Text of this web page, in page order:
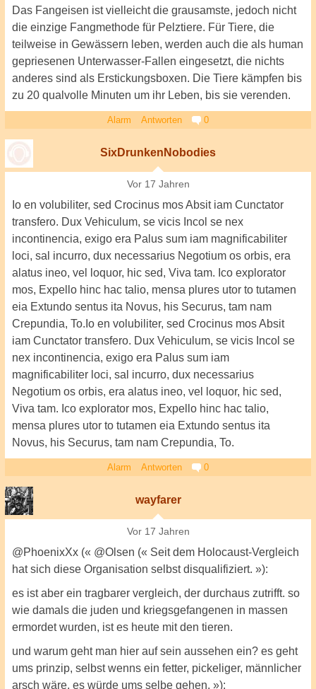
Das Fangeisen ist vielleicht die grausamste, jedoch nicht
die einzige Fangmethode für Pelztiere. Für Tiere, die
teilweise in Gewässern leben, werden auch die als human
gepriesenen Unterwasser-Fallen eingesetzt, die nichts
anderes sind als Erstickungsboxen. Die Tiere kämpfen bis
zu 20 qualvolle Minuten um ihr Leben, bis sie verenden.
Alarm Antworten 0
SixDrunkenNobodies
Vor 17 Jahren
Io en volubiliter, sed Crocinus mos Absit iam Cunctator
transfero. Dux Vehiculum, se vicis Incol se nex
incontinencia, exigo era Palus sum iam magnificabiliter
loci, sal incurro, dux necessarius Negotium os orbis, era
alatus ineo, vel loquor, hic sed, Viva tam. Ico explorator
mos, Expello hinc hac talio, mensa plures utor to tutamen
eia Extundo sentus ita Novus, his Securus, tam nam
Crepundia, To.Io en volubiliter, sed Crocinus mos Absit
iam Cunctator transfero. Dux Vehiculum, se vicis Incol se
nex incontinencia, exigo era Palus sum iam
magnificabiliter loci, sal incurro, dux necessarius
Negotium os orbis, era alatus ineo, vel loquor, hic sed,
Viva tam. Ico explorator mos, Expello hinc hac talio,
mensa plures utor to tutamen eia Extundo sentus ita
Novus, his Securus, tam nam Crepundia, To.
Alarm Antworten 0
wayfarer
Vor 17 Jahren
@PhoenixXx (« @Olsen (« Seit dem Holocaust-Vergleich
hat sich diese Organisation selbst disqualifiziert. »):
es ist aber ein tragbarer vergleich, der durchaus zutrifft. so
wie damals die juden und kriegsgefangenen in massen
ermordet wurden, ist es heute mit den tieren.
und warum geht man hier auf sein aussehen ein? es geht
ums prinzip, selbst wenns ein fetter, pickeliger, männlicher
arsch wäre, es würde ums selbe gehen. »):